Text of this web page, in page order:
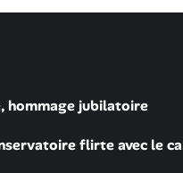
hommage jubilatoire
flirte avec le